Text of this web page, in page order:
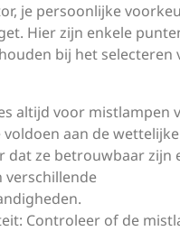
je persoonlijke
Hier zijn enkele
bij het selecteren
altijd voor mistlampen
aan de
dat ze betrouwbaar zijn
verschillende
Controleer of de